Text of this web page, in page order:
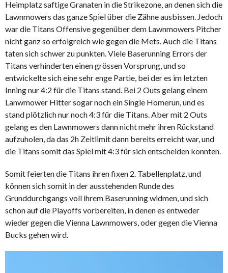
Heimplatz saftige Granaten in die Strikezone, an denen sich die
Lawnmowers das ganze Spiel über die Zähne ausbissen. Jedoch
war die Titans Offensive gegenüber dem Lawnmowers Pitcher
nicht ganz so erfolgreich wie gegen die Mets. Auch die Titans
taten sich schwer zu punkten. Viele Baserunning Errors der
Titans verhinderten einen grössen Vorsprung, und so
entwickelte sich eine sehr enge Partie, bei der es im letzten
Inning nur 4:2 für die Titans stand. Bei 2 Outs gelang einem
Lanwmower Hitter sogar noch ein Single Homerun, und es
stand plötzlich nur noch 4:3 für die Titans. Aber mit 2 Outs
gelang es den Lawnmowers dann nicht mehr ihren Rückstand
aufzuholen, da das 2h Zeitlimit dann bereits erreicht war, und
die Titans somit das Spiel mit 4:3 für sich entscheiden konnten.
Somit feierten die Titans ihren fixen 2. Tabellenplatz, und
können sich somit in der ausstehenden Runde des
Grunddurchgangs voll ihrem Baserunning widmen, und sich
schon auf die Playoffs vorbereiten, in denen es entweder
wieder gegen die Vienna Lawnmowers, oder gegen die Vienna
Bucks gehen wird.